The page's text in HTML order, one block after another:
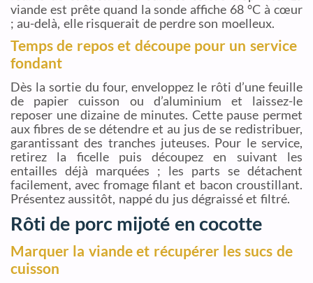
viande est prête quand la sonde affiche 68 °C à cœur
; au-delà, elle risquerait de perdre son moelleux.
Temps de repos et découpe pour un service
fondant
Dès la sortie du four, enveloppez le rôti d’une feuille
de papier cuisson ou d’aluminium et laissez-le
reposer une dizaine de minutes. Cette pause permet
aux fibres de se détendre et au jus de se redistribuer,
garantissant des tranches juteuses. Pour le service,
retirez la ficelle puis découpez en suivant les
entailles déjà marquées ; les parts se détachent
facilement, avec fromage filant et bacon croustillant.
Présentez aussitôt, nappé du jus dégraissé et filtré.
Rôti de porc mijoté en cocotte
Marquer la viande et récupérer les sucs de
cuisson